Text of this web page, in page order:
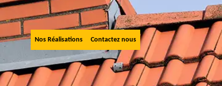
Nos Réalisations Contactez nous